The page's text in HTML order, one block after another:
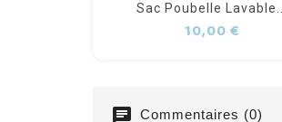
Sac Poubelle Lavable...
10,00 €
chat Commentaires (0)